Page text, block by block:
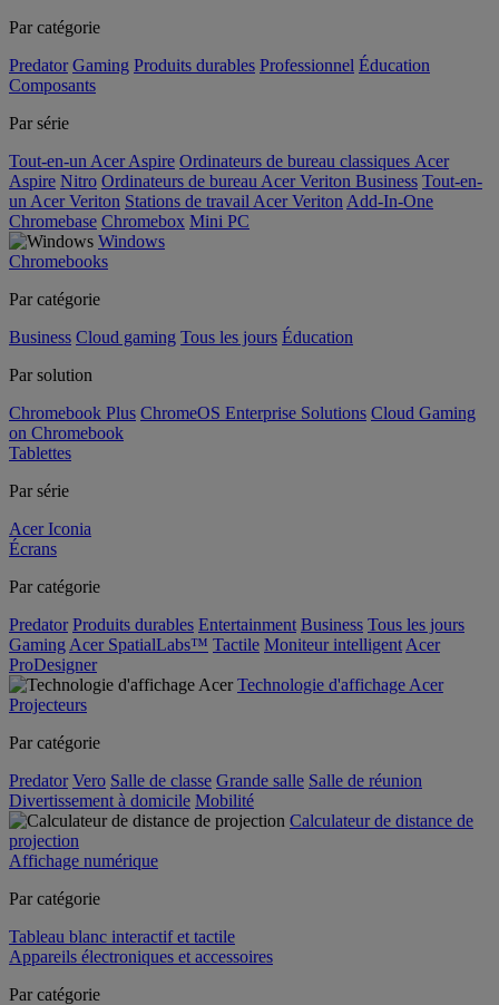
Par catégorie
Predator Gaming Produits durables Professionnel Éducation
Composants
Par série
Tout-en-un Acer Aspire Ordinateurs de bureau classiques Acer
Aspire Nitro Ordinateurs de bureau Acer Veriton Business Tout-en-
un Acer Veriton Stations de travail Acer Veriton Add-In-One
Chromebase Chromebox Mini PC
Windows
Chromebooks
Par catégorie
Business Cloud gaming Tous les jours Éducation
Par solution
Chromebook Plus ChromeOS Enterprise Solutions Cloud Gaming
on Chromebook
Tablettes
Par série
Acer Iconia
Écrans
Par catégorie
Predator Produits durables Entertainment Business Tous les jours
Gaming Acer SpatialLabs™ Tactile Moniteur intelligent Acer
ProDesigner
Technologie d'affichage Acer
Projecteurs
Par catégorie
Predator Vero Salle de classe Grande salle Salle de réunion
Divertissement à domicile Mobilité
Calculateur de distance de
projection
Affichage numérique
Par catégorie
Tableau blanc interactif et tactile
Appareils électroniques et accessoires
Par catégorie